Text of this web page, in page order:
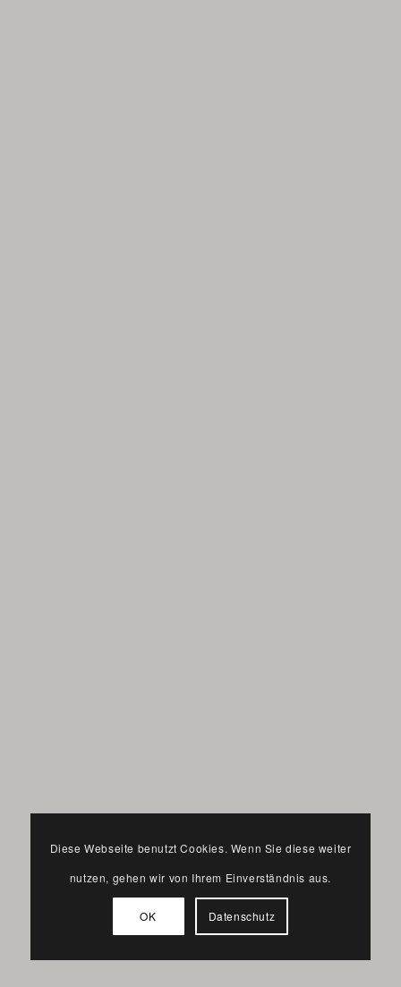
Diese Webseite benutzt Cookies. Wenn Sie diese weiter
nutzen, gehen wir von Ihrem Einverständnis aus.
OK Datenschutz